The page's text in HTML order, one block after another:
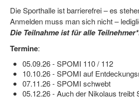
Die Sporthalle ist barrierefrei – es
Anmelden muss man sich nicht –
Die Teilnahme ist für alle
Termine:
05.09.26 - SPOMI 110 / 112
10.10.26 - SPOMI auf
07.11.26 - SPOMI schwebt
05.12.26 - Auch der Nikolaus treibt